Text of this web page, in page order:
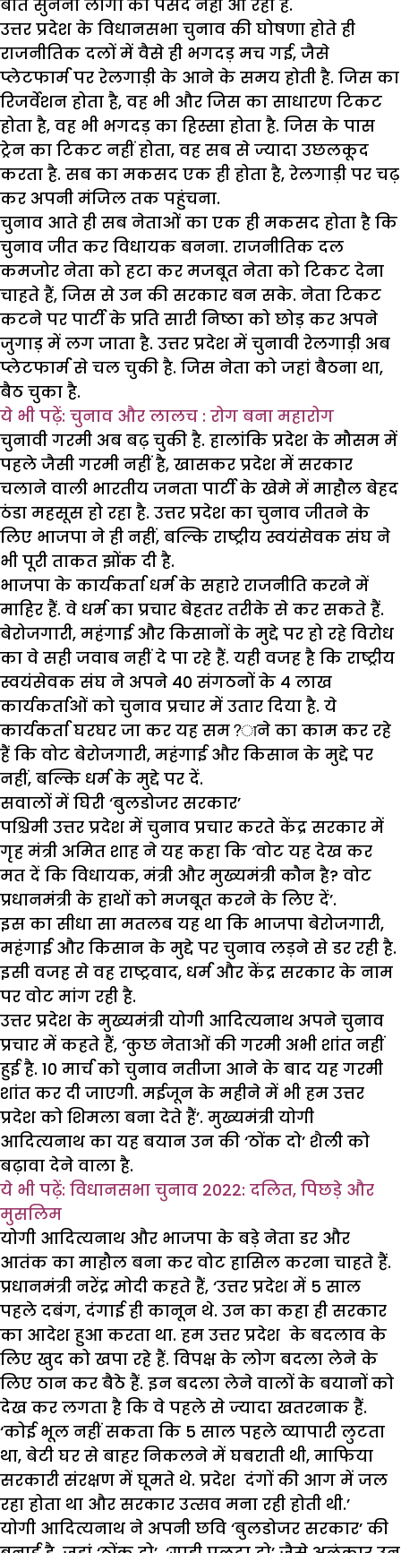
बातें सुनना लोगों को पसंद नहीं आ रहा है.
उत्तर प्रदेश के विधानसभा चुनाव की घोषणा होते ही
राजनीतिक दलों में वैसे ही भगदड़ मच गई, जैसे
प्लेटफार्म पर रेलगाड़ी के आने के समय होती है. जिस का
रिजर्वेशन होता है, वह भी और जिस का साधारण टिकट
होता है, वह भी भगदड़ का हिस्सा होता है. जिस के पास
ट्रेन का टिकट नहीं होता, वह सब से ज्यादा उछलकूद
करता है. सब का मकसद एक ही होता है, रेलगाड़ी पर चढ़
कर अपनी मंजिल तक पहुंचना.
चुनाव आते ही सब नेताओं का एक ही मकसद होता है कि
चुनाव जीत कर विधायक बनना. राजनीतिक दल
कमजोर नेता को हटा कर मजबूत नेता को टिकट देना
चाहते हैं, जिस से उन की सरकार बन सके. नेता टिकट
कटने पर पार्टी के प्रति सारी निष्ठा को छोड़ कर अपने
जुगाड़ में लग जाता है. उत्तर प्रदेश में चुनावी रेलगाड़ी अब
प्लेटफार्म से चल चुकी है. जिस नेता को जहां बैठना था,
बैठ चुका है.
ये भी पढ़ें: चुनाव और लालच : रोग बना महारोग
चुनावी गरमी अब बढ़ चुकी है. हालांकि प्रदेश के मौसम में
पहले जैसी गरमी नहीं है, खासकर प्रदेश में सरकार
चलाने वाली भारतीय जनता पार्टी के खेमे में माहौल बेहद
ठंडा महसूस हो रहा है. उत्तर प्रदेश का चुनाव जीतने के
लिए भाजपा ने ही नहीं, बल्कि राष्ट्रीय स्वयंसेवक संघ ने
भी पूरी ताकत झोंक दी है.
भाजपा के कार्यकर्ता धर्म के सहारे राजनीति करने में
माहिर हैं. वे धर्म का प्रचार बेहतर तरीके से कर सकते हैं.
बेरोजगारी, महंगाई और किसानों के मुद्दे पर हो रहे विरोध
का वे सही जवाब नहीं दे पा रहे हैं. यही वजह है कि राष्ट्रीय
स्वयंसेवक संघ ने अपने 40 संगठनों के 4 लाख
कार्यकर्ताओं को चुनाव प्रचार में उतार दिया है. ये
कार्यकर्ता घरघर जा कर यह सम?ाने का काम कर रहे
हैं कि वोट बेरोजगारी, महंगाई और किसान के मुद्दे पर
नहीं, बल्कि धर्म के मुद्दे पर दें.
सवालों में घिरी ‘बुलडोजर सरकार’
पश्चिमी उत्तर प्रदेश में चुनाव प्रचार करते केंद्र सरकार में
गृह मंत्री अमित शाह ने यह कहा कि ‘वोट यह देख कर
मत दें कि विधायक, मंत्री और मुख्यमंत्री कौन है? वोट
प्रधानमंत्री के हाथों को मजबूत करने के लिए दें’.
इस का सीधा सा मतलब यह था कि भाजपा बेरोजगारी,
महंगाई और किसान के मुद्दे पर चुनाव लड़ने से डर रही है.
इसी वजह से वह राष्ट्रवाद, धर्म और केंद्र सरकार के नाम
पर वोट मांग रही है.
उत्तर प्रदेश के मुख्यमंत्री योगी आदित्यनाथ अपने चुनाव
प्रचार में कहते हैं, ‘कुछ नेताओं की गरमी अभी शांत नहीं
हुई है. 10 मार्च को चुनाव नतीजा आने के बाद यह गरमी
शांत कर दी जाएगी. मईजून के महीने में भी हम उत्तर
प्रदेश को शिमला बना देते हैं’. मुख्यमंत्री योगी
आदित्यनाथ का यह बयान उन की ‘ठोंक दो’ शैली को
बढ़ावा देने वाला है.
ये भी पढ़ें: विधानसभा चुनाव 2022: दलित, पिछड़े और
मुसलिम
योगी आदित्यनाथ और भाजपा के बड़े नेता डर और
आतंक का माहौल बना कर वोट हासिल करना चाहते हैं.
प्रधानमंत्री नरेंद्र मोदी कहते हैं, ‘उत्तर प्रदेश में 5 साल
पहले दबंग, दंगाई ही कानून थे. उन का कहा ही सरकार
का आदेश हुआ करता था. हम उत्तर प्रदेश के बदलाव के
लिए खुद को खपा रहे हैं. विपक्ष के लोग बदला लेने के
लिए ठान कर बैठे हैं. इन बदला लेने वालों के बयानों को
देख कर लगता है कि वे पहले से ज्यादा खतरनाक हैं.
‘कोई भूल नहीं सकता कि 5 साल पहले व्यापारी लुटता
था, बेटी घर से बाहर निकलने में घबराती थी, माफिया
सरकारी संरक्षण में घूमते थे. प्रदेश दंगों की आग में जल
रहा होता था और सरकार उत्सव मना रही होती थी.’
योगी आदित्यनाथ ने अपनी छवि ‘बुलडोजर सरकार’ की